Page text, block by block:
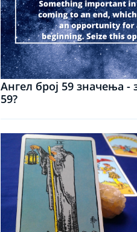
Ангел број 59 значења -
59?